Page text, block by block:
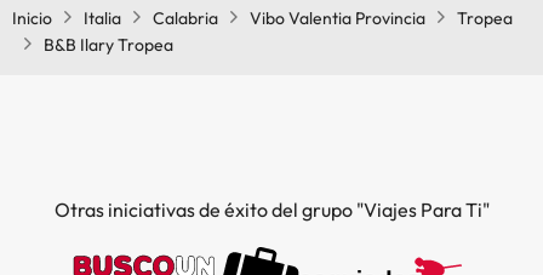
Inicio Italia Calabria Vibo Valentia Provincia
Tropea
B&B Ilary Tropea
Otras iniciativas de éxito del grupo "Viajes Para Ti"